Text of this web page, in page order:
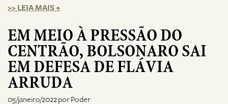
>> LEIA MAIS +
EM MEIO À PRESSÃO DO
CENTRÃO, BOLSONARO SAI
EM DEFESA DE FLÁVIA
ARRUDA
05/janeiro/2022 por Poder